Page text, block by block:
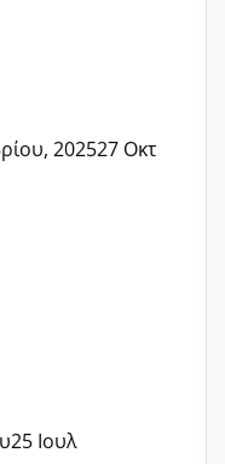
202527 Οκτ
25 Ιουλ